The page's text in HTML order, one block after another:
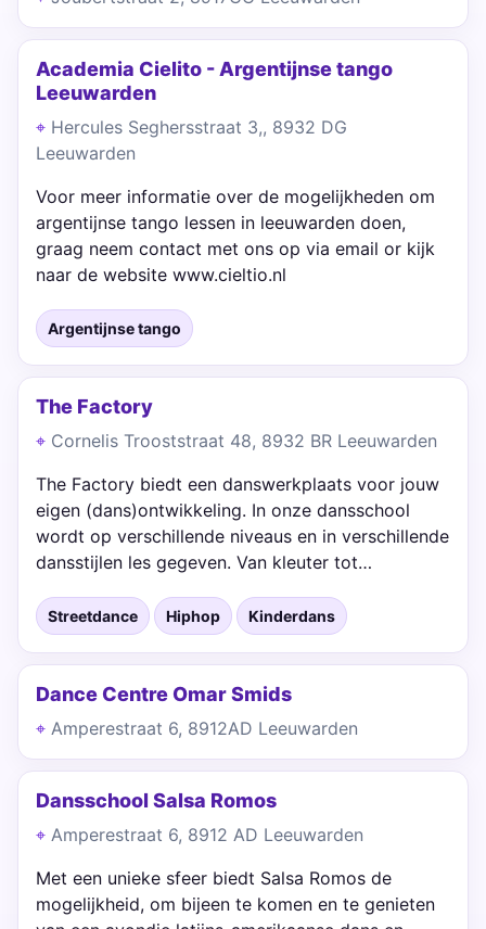
Academia Cielito - Argentijnse tango
Leeuwarden
Hercules Seghersstraat 3,, 8932 DG
Leeuwarden
Voor meer informatie over de mogelijkheden om
argentijnse tango lessen in leeuwarden doen,
graag neem contact met ons op via email or kijk
naar de website www.cieltio.nl
Argentijnse tango
The Factory
Cornelis Trooststraat 48, 8932 BR Leeuwarden
The Factory biedt een danswerkplaats voor jouw
eigen (dans)ontwikkeling. In onze dansschool
wordt op verschillende niveaus en in verschillende
dansstijlen les gegeven. Van kleuter tot…
Streetdance Hiphop Kinderdans
Dance Centre Omar Smids
Amperestraat 6, 8912AD Leeuwarden
Dansschool Salsa Romos
Amperestraat 6, 8912 AD Leeuwarden
Met een unieke sfeer biedt Salsa Romos de
mogelijkheid, om bijeen te komen en te genieten